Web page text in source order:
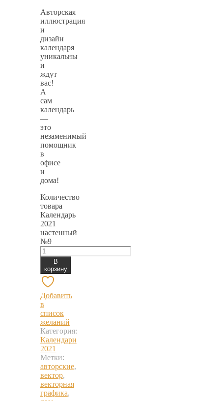
Авторская
иллюстрация
и
дизайн
календаря
уникальны
и
ждут
вас!
А
сам
календарь
—
это
незаменимый
помощник
в
офисе
и
дома!
Количество
товара
Календарь
2021
настенный
№9
В
корзину
Добавить
в
список
желаний
Категория:
Календари
2021
Метки:
авторские,
вектор,
векторная
графика,